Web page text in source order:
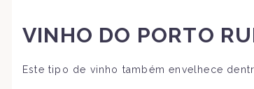
VINHO DO PORTO
Este tipo de vinho também envelhece